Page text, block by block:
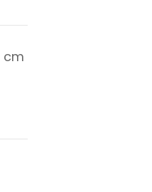
cm